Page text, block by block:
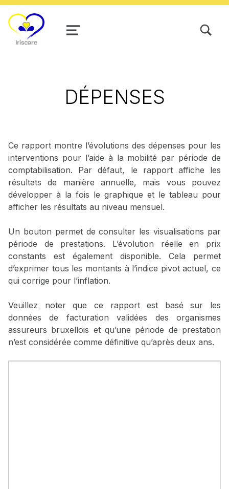
MENU
DÉPENSES
Ce rapport montre l’évolutions des dépenses pour les
interventions pour l’aide à la mobilité par période de
comptabilisation. Par défaut, le rapport affiche les
résultats de manière annuelle, mais vous pouvez
développer à la fois le graphique et le tableau pour
afficher les résultats au niveau mensuel.
Un bouton permet de consulter les visualisations par
période de prestations. L’évolution réelle en prix
constants est également disponible. Cela permet
d’exprimer tous les montants à l’indice pivot actuel, ce
qui corrige pour l’inflation.
Veuillez noter que ce rapport est basé sur les
données de facturation validées des organismes
assureurs bruxellois et qu’une période de prestation
n’est considérée comme définitive qu’après deux ans.